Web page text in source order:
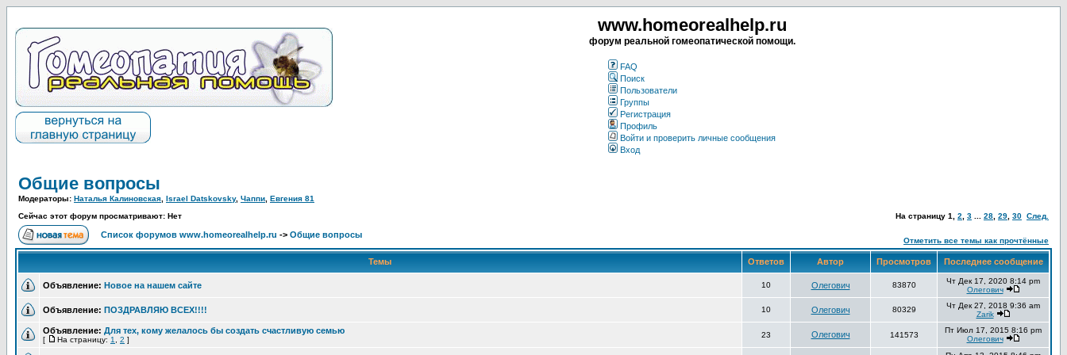
www.homeorealhelp.ru
форум реальной гомеопатической помощи.
FAQ
Поиск
Пользователи
Группы
Регистрация
Профиль
Войти и проверить личные сообщения
Вход
Общие вопросы
Модераторы: Наталья Калиновская Israel Datskovsky, Чаппи Евгения 81
Сейчас этот форум просматривают: Нет
На страницу 1 2 3 28 29 30 След.
Список форумов www.homeorealhelp.ru -> Общие вопросы
Отметить все темы как прочтённые
Темы Ответов Автор Просмотров Последнее сообщение
Объявление: Новое на нашем сайте 10 Олегович 83870
Чт Дек 17, 2020 8:14 pm
Олегович
Объявление: ПОЗДРАВЛЯЮ ВСЕХ!!!! 10 Олегович 80329
Чт Дек 27, 2018 9:36 am
Zarik
Объявление: Для тех, кому желалось бы создать счастливую семью
[ На страницу: 1 2 ]
23 Олегович 141573
Пт Июл 17, 2015 8:16 pm
Олегович